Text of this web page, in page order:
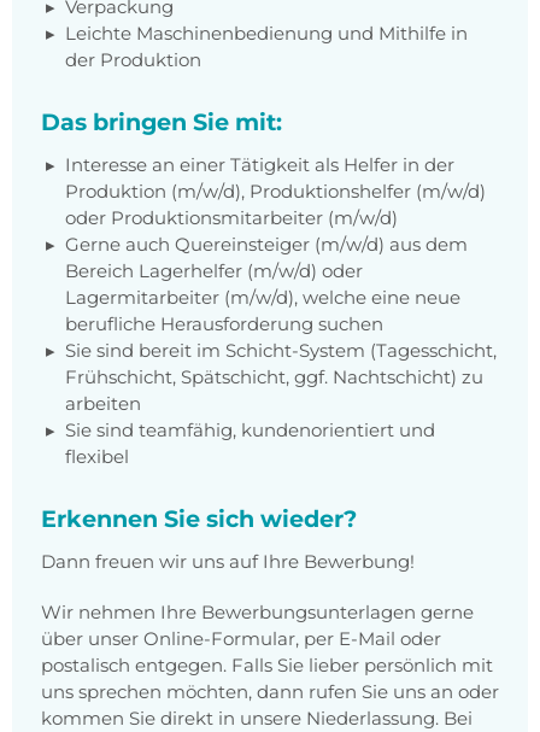
Verpackung
Leichte Maschinenbedienung und Mithilfe in
der Produktion
Das bringen Sie mit:
Interesse an einer Tätigkeit als Helfer in der
Produktion (m/w/d), Produktionshelfer (m/w/d)
oder Produktionsmitarbeiter (m/w/d)
Gerne auch Quereinsteiger (m/w/d) aus dem
Bereich Lagerhelfer (m/w/d) oder
Lagermitarbeiter (m/w/d), welche eine neue
berufliche Herausforderung suchen
Sie sind bereit im Schicht-System (Tagesschicht,
Frühschicht, Spätschicht, ggf. Nachtschicht) zu
arbeiten
Sie sind teamfähig, kundenorientiert und
flexibel
Erkennen Sie sich wieder?
Dann freuen wir uns auf Ihre Bewerbung!
Wir nehmen Ihre Bewerbungsunterlagen gerne
über unser Online-Formular, per E-Mail oder
postalisch entgegen. Falls Sie lieber persönlich mit
uns sprechen möchten, dann rufen Sie uns an oder
kommen Sie direkt in unsere Niederlassung. Bei